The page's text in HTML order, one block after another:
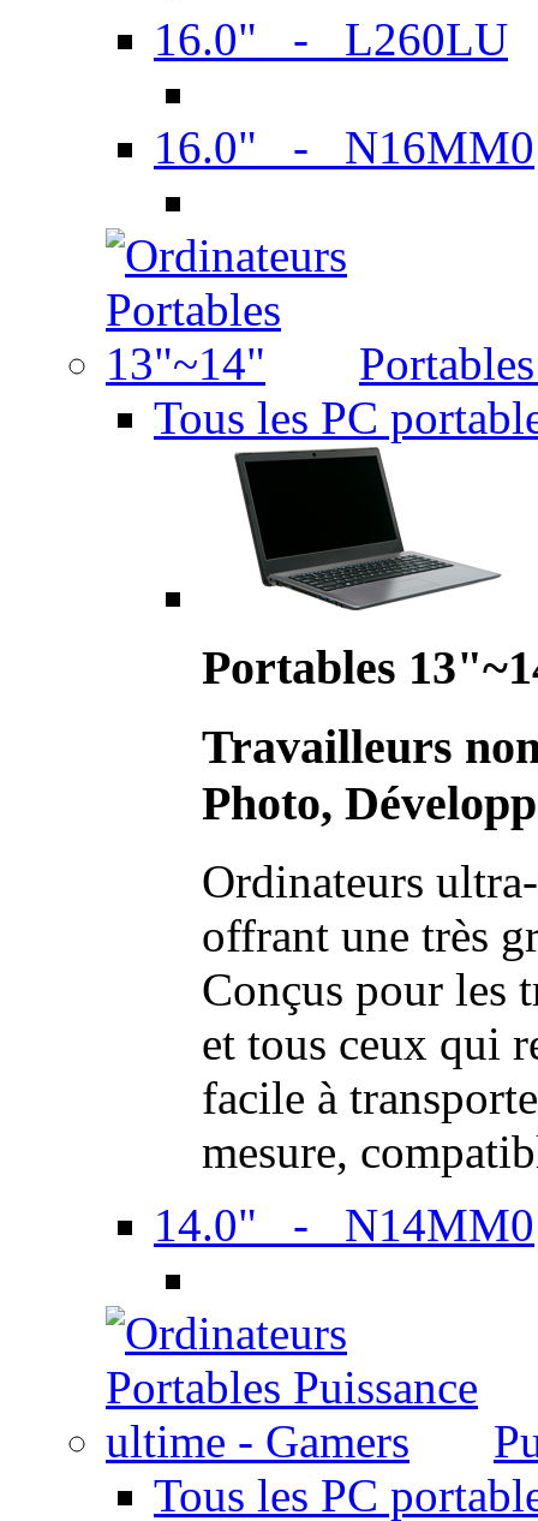
16.0" - L260LU
16.0" - N16MM0
Tous les PC
Portables
Travailleurs
Photo,
Ordinateurs
offrant une très
Conçus pour les
et tous ceux qui
facile à
mesure,
14.0" - N14MM0
Tous les PC